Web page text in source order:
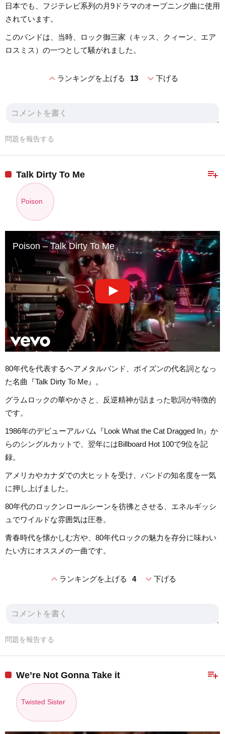
日本でも、フジテレビ系列の月9ドラマのオープニング曲に使用
されています。
このバンドは、当時、ロック御三家（キッス、クィーン、エア
ロスミス）の一つとして騒がれました。
expand_lessランキングを上げる 13 expand_more下げる
問題を報告する
playlist_add
Talk Dirty To Me
Poison
Poison – Talk Dirty To Me
80年代を代表するヘアメタルバンド、ポイズンの代名詞となっ
た名曲『Talk Dirty To Me』。
グラムロックの華やかさと、反逆精神が詰まった歌詞が特徴的
です。
1986年のデビューアルバム『Look What the Cat Dragged In』か
らのシングルカットで、翌年にはBillboard Hot 100で9位を記
録。
アメリカやカナダでの大ヒットを受け、バンドの知名度を一気
に押し上げました。
80年代のロックンロールシーンを彷彿とさせる、エネルギッシ
ュでワイルドな雰囲気は圧巻。
青春時代を懐かしむ方や、80年代ロックの魅力を存分に味わい
たい方にオススメの一曲です。
expand_lessランキングを上げる 4 expand_more下げる
問題を報告する
playlist_add
We’re Not Gonna Take it
Twisted Sister